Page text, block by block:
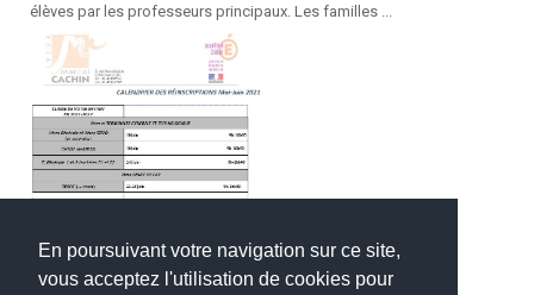
En poursuivant votre navigation sur ce site,
vous acceptez l'utilisation de cookies pour
élèves par les professeurs principaux. Les familles ...